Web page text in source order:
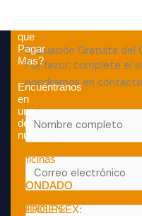
Evaluación Gratuita del
Por favor, complete el
pondremos en
F
u
l
N
E
m
P
que
Pagar
Mas?
Encuéntranos
en
una
de
nuestras
Oficinas
CONDADO
BERGEN:
CONDADO
MIDDLESEX: